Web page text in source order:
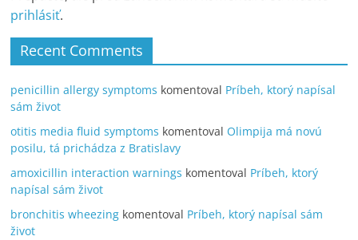
prihlásiť.
Recent Comments
penicillin allergy symptoms komentoval Príbeh, ktorý napísal
sám život
otitis media fluid symptoms komentoval Olimpija má novú
posilu, tá prichádza z Bratislavy
amoxicillin interaction warnings komentoval Príbeh, ktorý
napísal sám život
bronchitis wheezing komentoval Príbeh, ktorý napísal sám
život